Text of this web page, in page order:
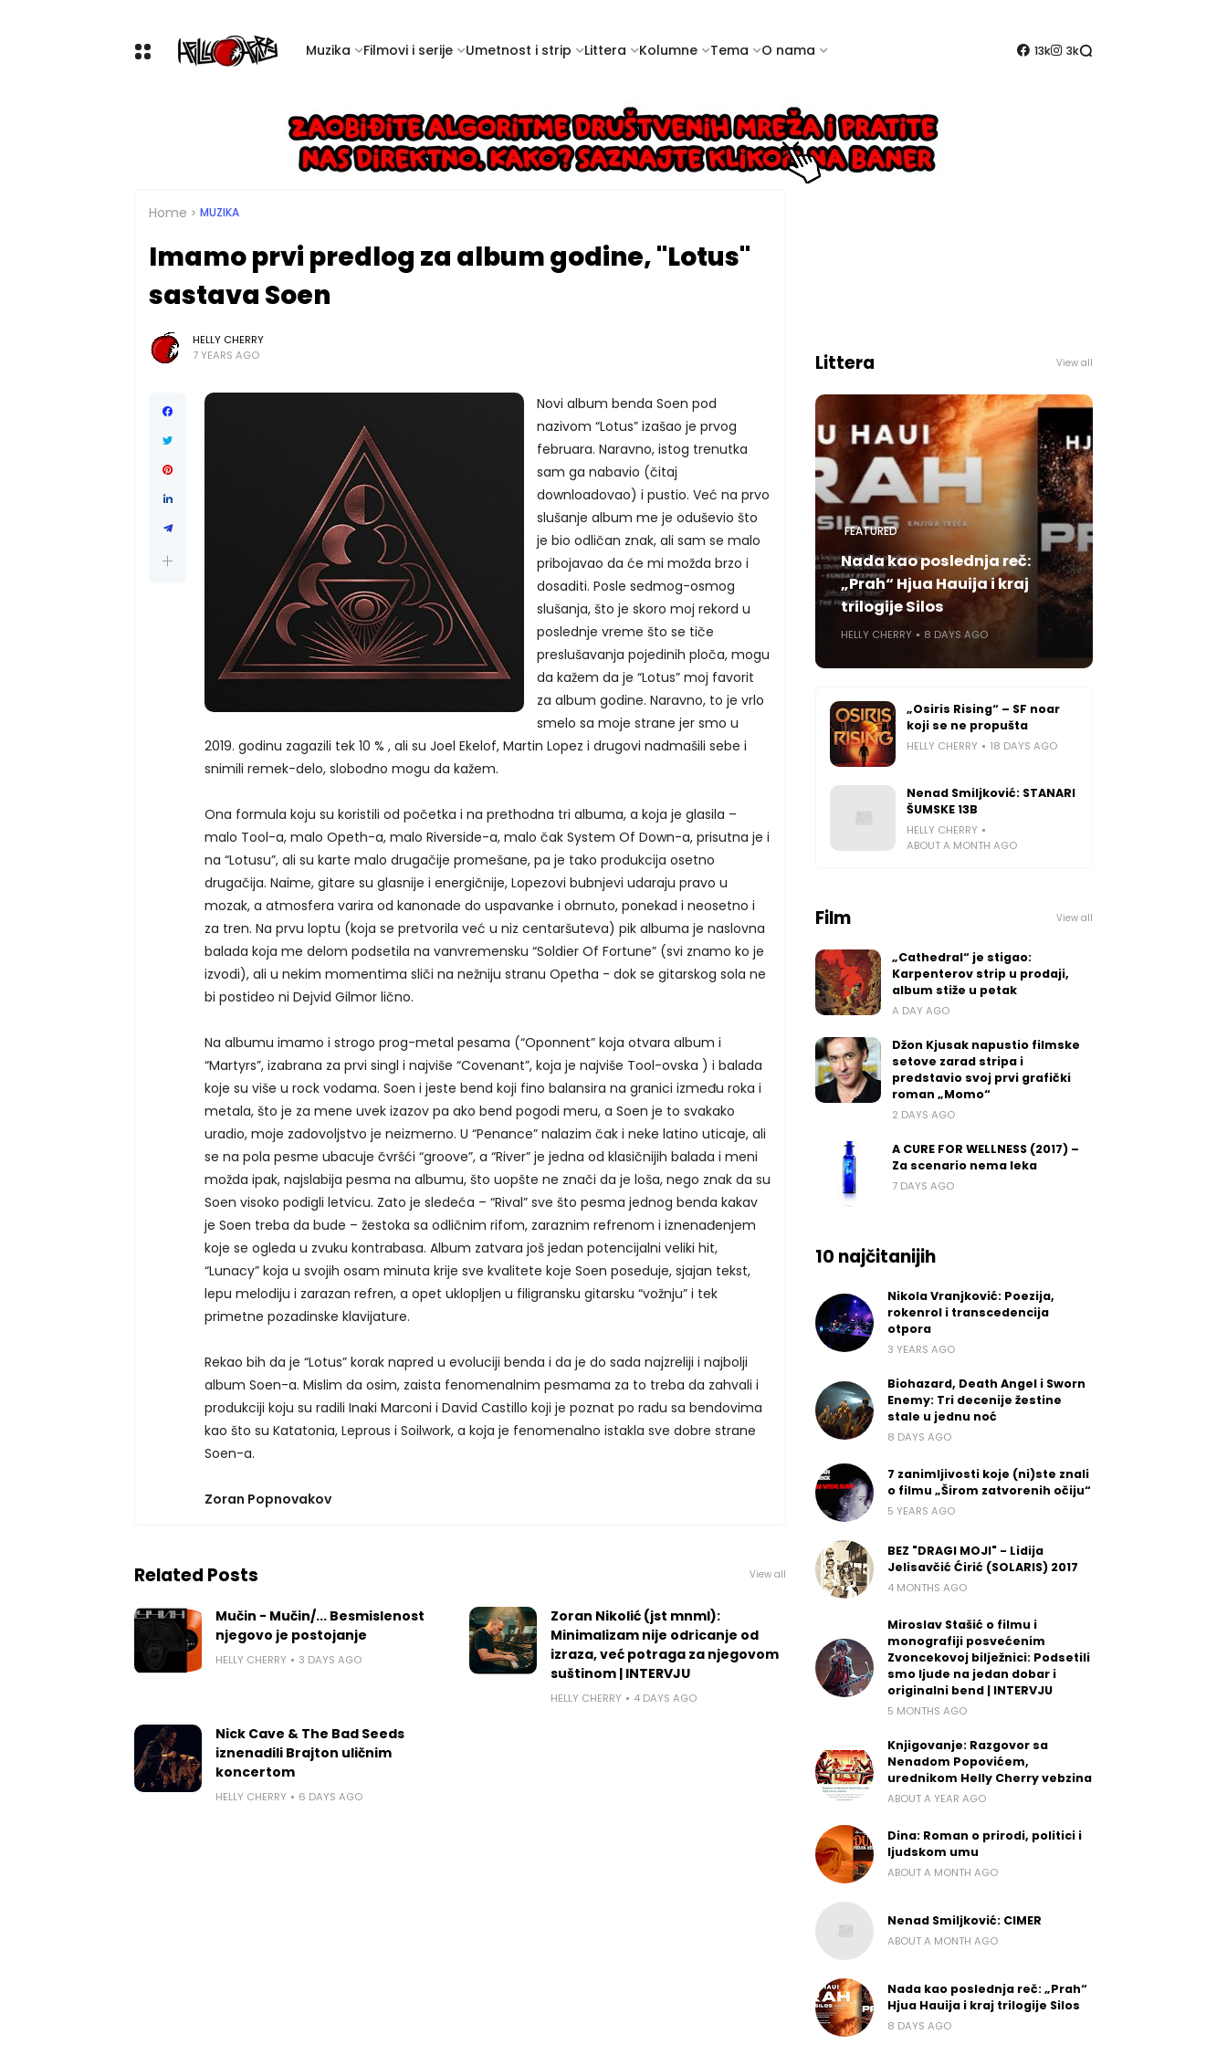
Muzika Filmovi i serije Umetnost i strip Littera Kolumne Tema O nama 13k 3k
Home MUZIKA
Imamo prvi predlog za album godine, "Lotus"
sastava Soen
HELLY CHERRY
7 YEARS AGO
Novi album benda Soen pod
nazivom “Lotus” izašao je prvog
februara. Naravno, istog trenutka
sam ga nabavio (čitaj
downloadovao) i pustio. Već na prvo
slušanje album me je oduševio što
je bio odličan znak, ali sam se malo
pribojavao da će mi možda brzo i
dosaditi. Posle sedmog-osmog
slušanja, što je skoro moj rekord u
poslednje vreme što se tiče
preslušavanja pojedinih ploča, mogu
da kažem da je “Lotus” moj favorit
za album godine. Naravno, to je vrlo
smelo sa moje strane jer smo u
2019. godinu zagazili tek 10 % , ali su Joel Ekelof, Martin Lopez i drugovi nadmašili sebe i
snimili remek-delo, slobodno mogu da kažem.
Ona formula koju su koristili od početka i na prethodna tri albuma, a koja je glasila –
malo Tool-a, malo Opeth-a, malo Riverside-a, malo čak System Of Down-a, prisutna je i
na “Lotusu”, ali su karte malo drugačije promešane, pa je tako produkcija osetno
drugačija. Naime, gitare su glasnije i energičnije, Lopezovi bubnjevi udaraju pravo u
mozak, a atmosfera varira od kanonade do uspavanke i obrnuto, ponekad i neosetno i
za tren. Na prvu loptu (koja se pretvorila već u niz centaršuteva) pik albuma je naslovna
balada koja me delom podsetila na vanvremensku “Soldier Of Fortune” (svi znamo ko je
izvodi), ali u nekim momentima sliči na nežniju stranu Opetha - dok se gitarskog sola ne
bi postideo ni Dejvid Gilmor lično.
Na albumu imamo i strogo prog-metal pesama (“Oponnent” koja otvara album i
“Martyrs”, izabrana za prvi singl i najviše “Covenant”, koja je najviše Tool-ovska ) i balada
koje su više u rock vodama. Soen i jeste bend koji fino balansira na granici između roka i
metala, što je za mene uvek izazov pa ako bend pogodi meru, a Soen je to svakako
uradio, moje zadovoljstvo je neizmerno. U “Penance” nalazim čak i neke latino uticaje, ali
se na pola pesme ubacuje čvršći “groove”, a “River” je jedna od klasičnijih balada i meni
možda ipak, najslabija pesma na albumu, što uopšte ne znači da je loša, nego znak da su
Soen visoko podigli letvicu. Zato je sledeća – “Rival” sve što pesma jednog benda kakav
je Soen treba da bude – žestoka sa odličnim rifom, zaraznim refrenom i iznenađenjem
koje se ogleda u zvuku kontrabasa. Album zatvara još jedan potencijalni veliki hit,
“Lunacy” koja u svojih osam minuta krije sve kvalitete koje Soen poseduje, sjajan tekst,
lepu melodiju i zarazan refren, a opet uklopljen u filigransku gitarsku “vožnju” i tek
primetne pozadinske klavijature.
Rekao bih da je “Lotus” korak napred u evoluciji benda i da je do sada najzreliji i najbolji
album Soen-a. Mislim da osim, zaista fenomenalnim pesmama za to treba da zahvali i
produkciji koju su radili Inaki Marconi i David Castillo koji je poznat po radu sa bendovima
kao što su Katatonia, Leprous i Soilwork, a koja je fenomenalno istakla sve dobre strane
Soen-a.
Zoran Popnovakov
Related Posts View all
Mučin - Mučin/... Besmislenost
njegovo je postojanje
HELLY CHERRY 3 DAYS AGO
Zoran Nikolić (jst mnml):
Minimalizam nije odricanje od
izraza, već potraga za njegovom
suštinom | INTERVJU
HELLY CHERRY 4 DAYS AGO
Nick Cave & The Bad Seeds
iznenadili Brajton uličnim
koncertom
HELLY CHERRY 6 DAYS AGO
Littera View all
FEATURED
Nada kao poslednja reč:
„Prah“ Hjua Hauija i kraj
trilogije Silos
HELLY CHERRY 8 DAYS AGO
„Osiris Rising“ – SF noar
koji se ne propušta
HELLY CHERRY 18 DAYS AGO
Nenad Smiljković: STANARI
ŠUMSKE 13B
HELLY CHERRY
ABOUT A MONTH AGO
Film View all
„Cathedral“ je stigao:
Karpenterov strip u prodaji,
album stiže u petak
A DAY AGO
Džon Kjusak napustio filmske
setove zarad stripa i
predstavio svoj prvi grafički
roman „Momo“
2 DAYS AGO
A CURE FOR WELLNESS (2017) –
Za scenario nema leka
7 DAYS AGO
10 najčitanijih
Nikola Vranjković: Poezija,
rokenrol i transcedencija
otpora
3 YEARS AGO
Biohazard, Death Angel i Sworn
Enemy: Tri decenije žestine
stale u jednu noć
8 DAYS AGO
7 zanimljivosti koje (ni)ste znali
o filmu „Širom zatvorenih očiju“
5 YEARS AGO
BEZ "DRAGI MOJI" - Lidija
Jelisavčić Ćirić (SOLARIS) 2017
4 MONTHS AGO
Miroslav Stašić o filmu i
monografiji posvećenim
Zvoncekovoj bilježnici: Podsetili
smo ljude na jedan dobar i
originalni bend | INTERVJU
5 MONTHS AGO
Knjigovanje: Razgovor sa
Nenadom Popovićem,
urednikom Helly Cherry vebzina
ABOUT A YEAR AGO
Dina: Roman o prirodi, politici i
ljudskom umu
ABOUT A MONTH AGO
Nenad Smiljković: CIMER
ABOUT A MONTH AGO
Nada kao poslednja reč: „Prah“
Hjua Hauija i kraj trilogije Silos
8 DAYS AGO